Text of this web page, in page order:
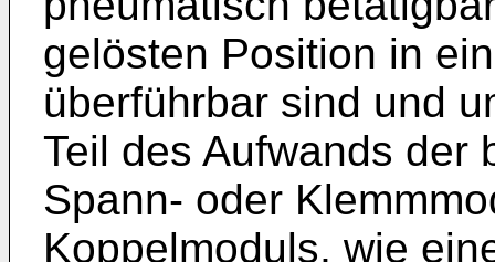
gelösten Position in
überführbar sind und
Teil des Aufwands der
Spann- oder
Koppelmoduls, wie